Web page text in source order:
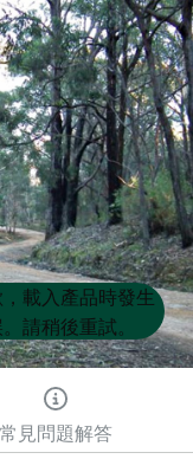
載入產品時發生
請稍後重試。
常見問題解答